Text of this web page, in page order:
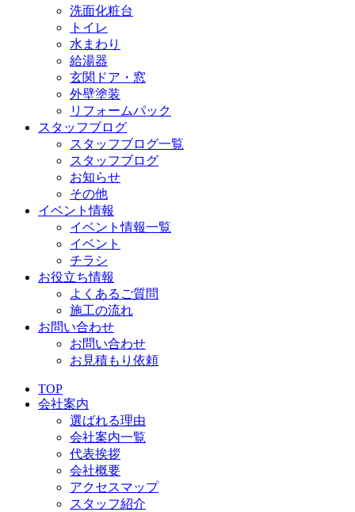
洗面化粧台
トイレ
水まわり
給湯器
玄関ドア・窓
外壁塗装
リフォームパック
スタッフブログ
スタッフブログ一覧
スタッフブログ
お知らせ
その他
イベント情報
イベント情報一覧
イベント
チラシ
お役立ち情報
よくあるご質問
施工の流れ
お問い合わせ
お問い合わせ
お見積もり依頼
TOP
会社案内
選ばれる理由
会社案内一覧
代表挨拶
会社概要
アクセスマップ
スタッフ紹介